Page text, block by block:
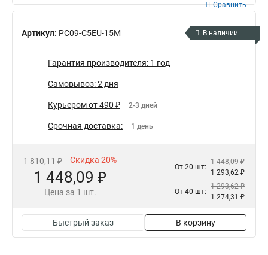
Артикул: PC09-C5EU-15M
Сравнить
В наличии
Гарантия производителя: 1 год
Самовывоз: 2 дня
Курьером от 490 ₽ 2-3 дней
Срочная доставка: 1 день
1 810,11 ₽ Скидка 20%
1 448,09 ₽
Цена за 1 шт.
От 20 шт:
1 448,09 ₽
1 293,62 ₽
От 40 шт:
1 293,62 ₽
1 274,31 ₽
Быстрый заказ В корзину